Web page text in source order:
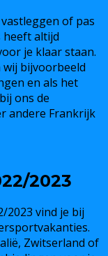
of pas
heeft altijd
je klaar staan.
wij bijvoorbeeld
en als het
ons de
andere Frankrijk
2023
2023 vind je bij
Zwitserland of